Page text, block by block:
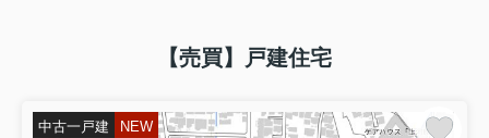
【売買】戸建住宅
中古一戸建 NEW